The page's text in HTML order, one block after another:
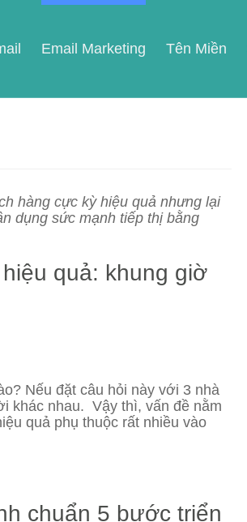
Email Marketing Tên Miền
hàng cực kỳ hiệu quả nhưng lại
dụng sức mạnh tiếp thị bằng
quả: khung giờ
Nếu đặt câu hỏi này với 3 nhà
khác nhau. Vậy thì, vấn đề nằm
quả phụ thuộc rất nhiều vào
chuẩn 5 bước triển